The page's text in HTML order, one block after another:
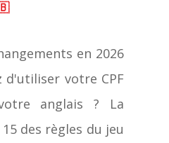
en 2026
d'utiliser votre CPF
anglais ? La
des règles du jeu